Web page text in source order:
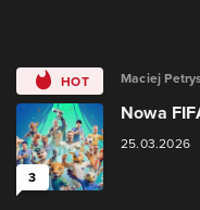
HOT
3
Maciej
Nowa
25.03.2026